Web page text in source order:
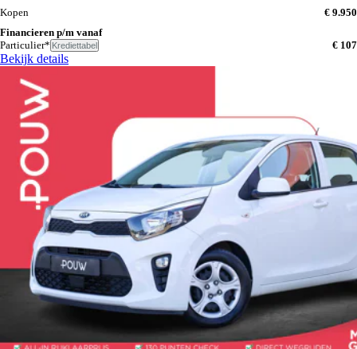
Kopen
€ 9.950
Financieren p/m vanaf
Particulier* Krediettabel € 107
Bekijk details